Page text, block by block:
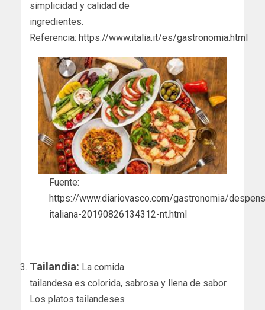
simplicidad y calidad de
ingredientes.
Referencia: https://www.italia.it/es/gastronomia.html
Fuente:
https://www.diariovasco.com/gastronomia/
italiana-20190826134312-nt.html
Tailandia: La comida
tailandesa es colorida, sabrosa y llena de sabor.
Los platos tailandeses